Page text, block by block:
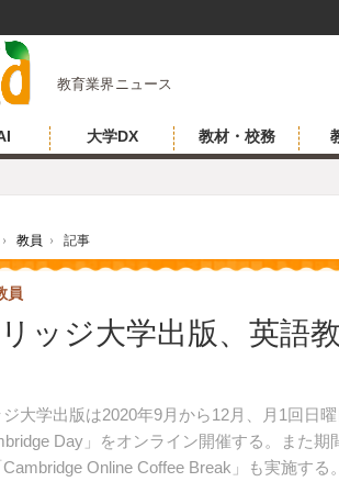
教育業界ニュース
大学DX 教材・校務
› 教員 › 記事
ッジ大学出版、英語
大学出版は2020年9月から12月、月1回日
Day」をオンライン開催する。また
Online Coffee Break」も実施する。
員